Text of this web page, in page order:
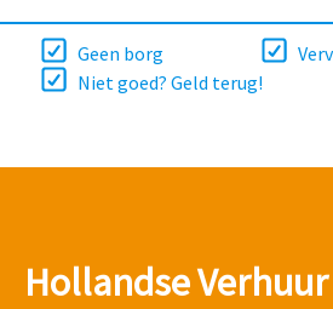
Geen borg
Niet goed? Geld terug!
Hollandse Verhuur